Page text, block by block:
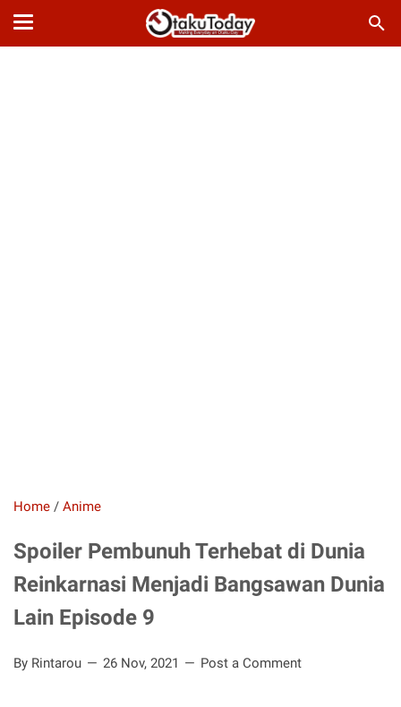
Home / Anime
Spoiler Pembunuh Terhebat di Dunia
Reinkarnasi Menjadi Bangsawan Dunia
Lain Episode 9
By Rintarou 26 Nov, 2021 Post a Comment